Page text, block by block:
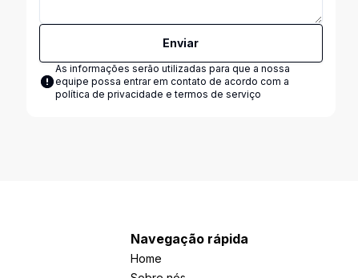
Enviar
As informações serão utilizadas para que a nossa
equipe possa entrar em contato de acordo com a
política de privacidade e termos de serviço
Navegação rápida
Home